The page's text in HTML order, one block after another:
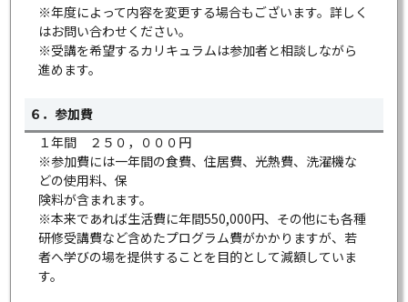
※年度によって内容を変更する場合もございます。詳しく
はお問い合わせください。
※受講を希望するカリキュラムは参加者と相談しながら
進めます。
６．参加費
１年間 ２５０，０００円
※参加費には一年間の食費、住居費、光熱費、洗濯機な
どの使用料、保
険料が含まれます。
※本来であれば生活費に年間550,000円、その他にも各種
研修受講費など含めたプログラム費がかかりますが、若
者へ学びの場を提供することを目的として減額していま
す。